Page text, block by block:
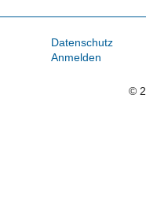
Datenschutz
Anmelden
©